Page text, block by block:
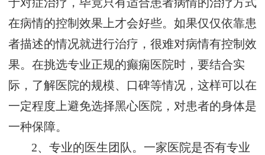
在病情的控制效果上才会好些。如果仅仅依靠患
者描述的情况就进行治疗，很难对病情有控制效
果。在挑选专业正规的癫痫医院时，要结合实
际，了解医院的规模、口碑等情况，这样可以在
一定程度上避免选择黑心医院，对患者的身体是
一种保障。
2、专业的医生团队。一家医院是否有专业